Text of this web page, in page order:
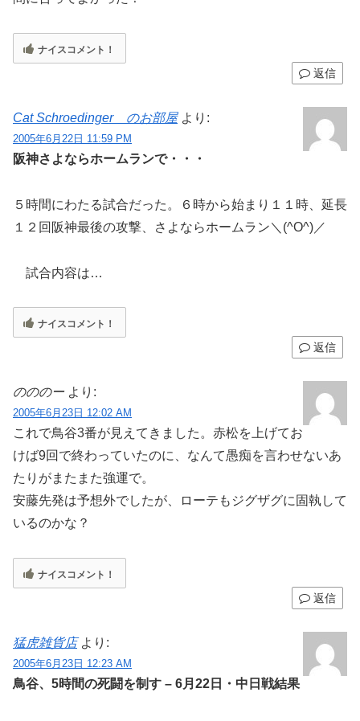
ナイスコメント！
返信
Cat Schroedinger のお部屋 より:
2005年6月22日 11:59 PM
阪神さよならホームランで・・・
５時間にわたる試合だった。６時から始まり１１時、延長
１２回阪神最後の攻撃、さよならホームラン＼(^O^)／
試合内容は…
ナイスコメント！
返信
のののー より:
2005年6月23日 12:02 AM
これで鳥谷3番が見えてきました。赤松を上げてお
けば9回で終わっていたのに、なんて愚痴を言わせないあ
たりがまたまた強運で。
安藤先発は予想外でしたが、ローテもジグザグに固執して
いるのかな？
ナイスコメント！
返信
猛虎雑貨店 より:
2005年6月23日 12:23 AM
鳥谷、5時間の死闘を制す – 6月22日・中日戦結果